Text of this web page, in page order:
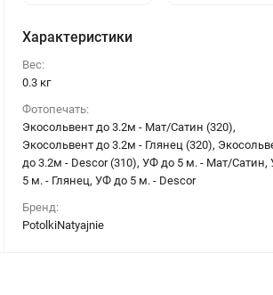
Характеристики
Вес:
0.3 кг
Фотопечать:
Экосольвент до 3.2м - Мат/Сатин (320),
Экосольвент до 3.2м - Глянец (320),
до 3.2м - Descor (310), УФ до 5 м. - Мат/Сатин,
5 м. - Глянец, УФ до 5 м. - Descor
Бренд:
PotolkiNatyajnie